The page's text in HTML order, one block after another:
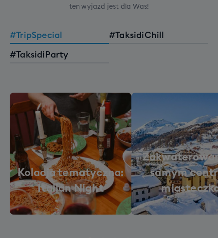
ten wyjazd jest dla Was!
#TripSpecial #TaksidiChill
#TaksidiParty
Kolacja tematyczna:
Italian Night
samym